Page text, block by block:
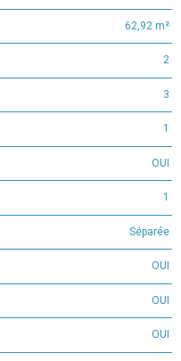
62,92 m²
2
3
1
OUI
1
Séparée
OUI
OUI
OUI